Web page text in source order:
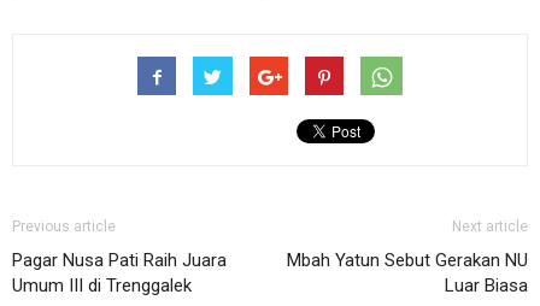
Previous article
Pagar Nusa Pati Raih Juara
Umum III di Trenggalek
Next article
Mbah Yatun Sebut Gerakan NU
Luar Biasa